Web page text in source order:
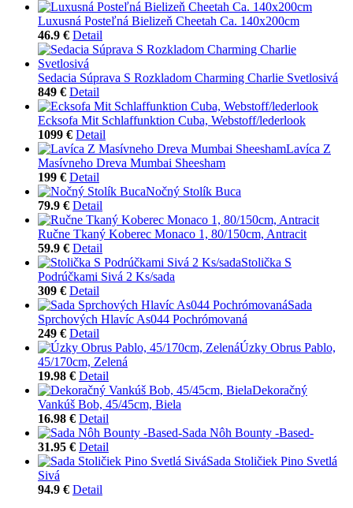
Luxusná Posteľná Bielizeň Cheetah Ca. 140x200cm
46.9 € Detail
Sedacia Súprava S Rozkladom Charming Charlie Svetlosivá
849 € Detail
Ecksofa Mit Schlaffunktion Cuba, Webstoff/lederlook
1099 € Detail
Lavíca Z
Masívneho Dreva Mumbai Sheesham
199 € Detail
Nočný Stolík Buca
79.9 € Detail
Ručne Tkaný Koberec Monaco 1, 80/150cm, Antracit
59.9 € Detail
Stolička S
Podrúčkami Sivá 2 Ks/sada
309 € Detail
Sada
Sprchových Hlavíc As044 Pochrómovaná
249 € Detail
Úzky Obrus Pablo,
45/170cm, Zelená
19.98 € Detail
Dekoračný
Vankúš Bob, 45/45cm, Biela
16.98 € Detail
Sada Nôh Bounty -Based-
31.95 € Detail
Sada Stoličiek Pino Svetlá
Sivá
94.9 € Detail